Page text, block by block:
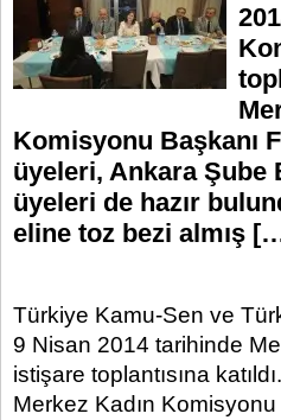
Komisyonu Başkanı
üyeleri, Ankara Şube
üyeleri de hazır
eline toz bezi almış
Türkiye Kamu-Sen ve
9 Nisan 2014 tarihinde
istişare toplantısına
Merkez Kadın